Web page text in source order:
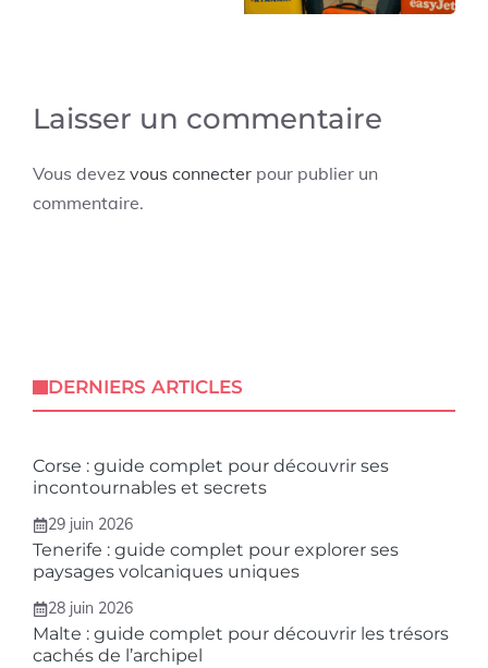
Laisser un commentaire
Vous devez vous connecter pour publier un
commentaire.
DERNIERS ARTICLES
Corse : guide complet pour découvrir ses
incontournables et secrets
29 juin 2026
Tenerife : guide complet pour explorer ses
paysages volcaniques uniques
28 juin 2026
Malte : guide complet pour découvrir les trésors
cachés de l’archipel